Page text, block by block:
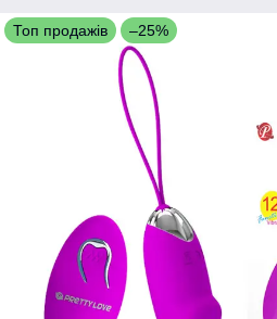
Топ продажів –25%